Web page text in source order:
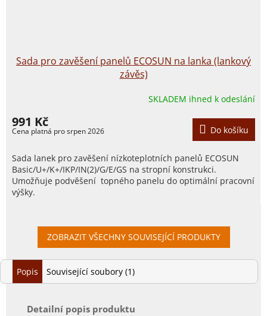
Sada pro zavěšení panelů ECOSUN na lanka (lankový
závěs)
SKLADEM ihned k odeslání
991 Kč
Do košíku
Sada lanek pro zavěšení nízkoteplotních panelů ECOSUN
Basic/U+/K+/IKP/IN(2)/G/E/GS na stropní konstrukci.
Umožňuje podvěšení topného panelu do optimální pracovní
výšky.
ZOBRAZIT VŠECHNY SOUVISEJÍCÍ PRODUKTY
Popis Související soubory (1)
Detailní popis produktu